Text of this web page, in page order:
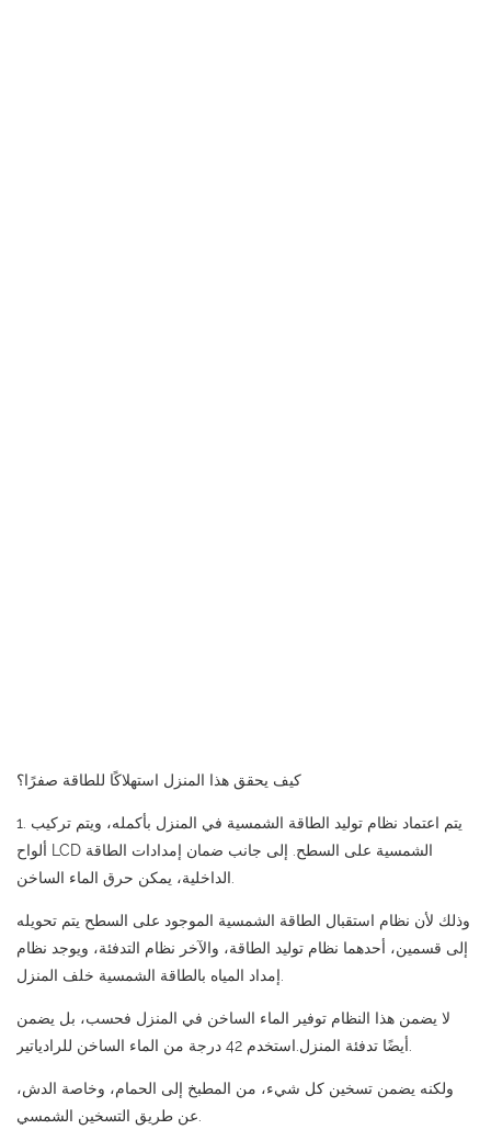
كيف يحقق هذا المنزل استهلاكًا للطاقة صفرًا؟
1. يتم اعتماد نظام توليد الطاقة الشمسية في المنزل بأكمله، ويتم تركيب
ألواح LCD الشمسية على السطح. إلى جانب ضمان إمدادات الطاقة
الداخلية، يمكن حرق الماء الساخن.
وذلك لأن نظام استقبال الطاقة الشمسية الموجود على السطح يتم تحويله
إلى قسمين، أحدهما نظام توليد الطاقة، والآخر نظام التدفئة، ويوجد نظام
إمداد المياه بالطاقة الشمسية خلف المنزل.
لا يضمن هذا النظام توفير الماء الساخن في المنزل فحسب، بل يضمن
أيضًا تدفئة المنزل.استخدم 42 درجة من الماء الساخن للرادياتير.
ولكنه يضمن تسخين كل شيء، من المطبخ إلى الحمام، وخاصة الدش،
عن طريق التسخين الشمسي.